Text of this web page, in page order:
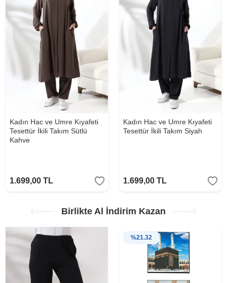
Kadın Hac ve Umre Kıyafeti
Tesettür İkili Takım Sütlü
Kahve
1.699,00 TL
Kadın Hac ve Umre Kıyafeti
Tesettür İkili Takım Siyah
1.699,00TL
Birlikte Al İndirim Kazan
%21.32